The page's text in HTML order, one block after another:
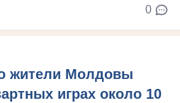
0
жители Молдовы
играх около 10